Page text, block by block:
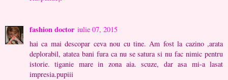
fashion doctor iulie 07, 2015
hai ca mai descopar ceva nou cu tine. Am fost la cazino ,arata
deplorabil, atatea bani fura ca nu se satura si nu fac nimic pentru
istorie. tiganie mare in zona aia. scuze, dar asa mi-a lasat
impresia.pupiii